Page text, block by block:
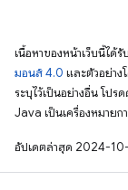
เนื้อหาของหน้าเว็บนี้ได้
มอนส์ 4.0 และตัวอย่าง
ระบุไว้เป็นอย่างอื่น โปร
Java เป็นเครื่องหมาย
อัปเดตล่าสุด 2024-